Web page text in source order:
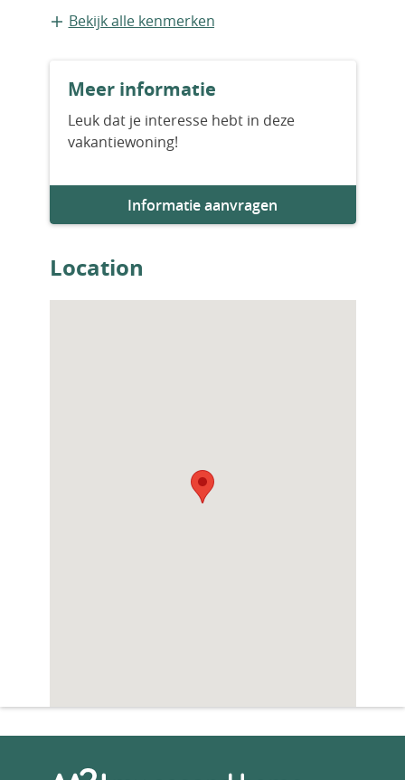
dans un parc naturel, proche des lieux
possibilités de développement.
A voir!
Bestaande bouw
Bekijk alle kenmerken
Meer informatie
Leuk dat je interesse hebt in deze
vakantiewoning!
Informatie aanvragen
Location